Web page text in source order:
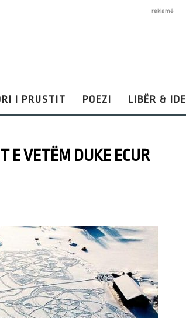
reklamë
I PRUSTIT POEZI LIBËR & IDE
E VETËM DUKE ECUR